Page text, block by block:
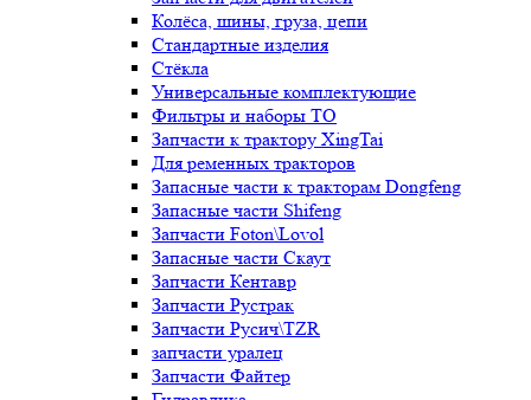
Колёса, шины, груза, цепи
Стандартные изделия
Стёкла
Универсальные комплектующие
Фильтры и наборы ТО
Запчасти к трактору XingTai
Для ременных тракторов
Запасные части к тракторам Dongfeng
Запасные части Shifeng
Запчасти Foton\Lovol
Запасные части Скаут
Запчасти Кентавр
Запчасти Рустрак
Запчасти Русич\TZR
запчасти уралец
Запчасти Файтер